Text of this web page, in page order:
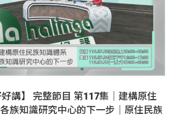
講】 完整節目 第117集｜建構原住
族知識研究中心的下一步｜原住民族